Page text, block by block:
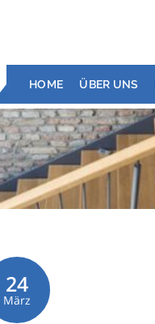
HOME ÜBER UNS
24
März